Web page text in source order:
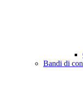
Bandi di